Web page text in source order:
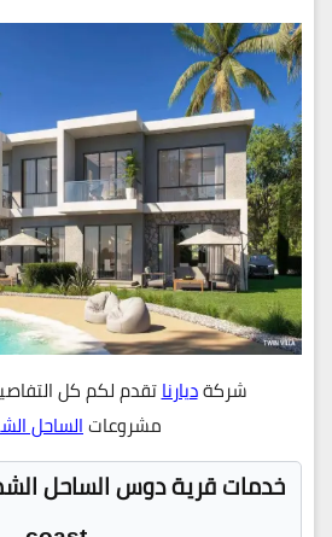
شركةديارناتقدم لكم كل
مشروعاتالساحل